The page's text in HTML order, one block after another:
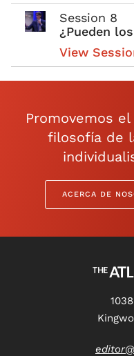
Session 8
¿Pueden
View
Promovemos
filosofía de
ACERCA DE